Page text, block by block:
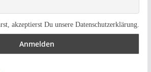
akzeptierst Du unsere Datenschutzerklärung.